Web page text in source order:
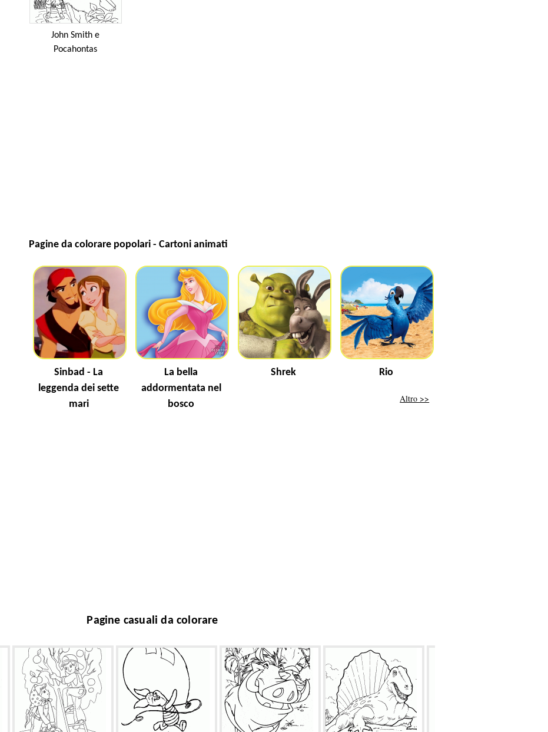
John Smith e
Pocahontas
Pagine da colorare popolari - Cartoni animati
Sinbad - La
leggenda dei sette
mari
La bella
addormentata nel
bosco
Shrek Rio
Altro >>
Pagine casuali da colorare